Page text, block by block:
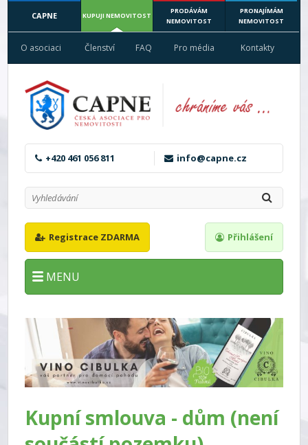
CAPNE KUPUJI NEMOVITOST
PRODÁVÁM
NEMOVITOST
PRONAJÍMÁM
NEMOVITOST
O asociaci Členství FAQ Pro média Kontakty
+420 461 056 811 info@capne.cz
Registrace ZDARMA Přihlášení
MENU
Kupní smlouva - dům (není